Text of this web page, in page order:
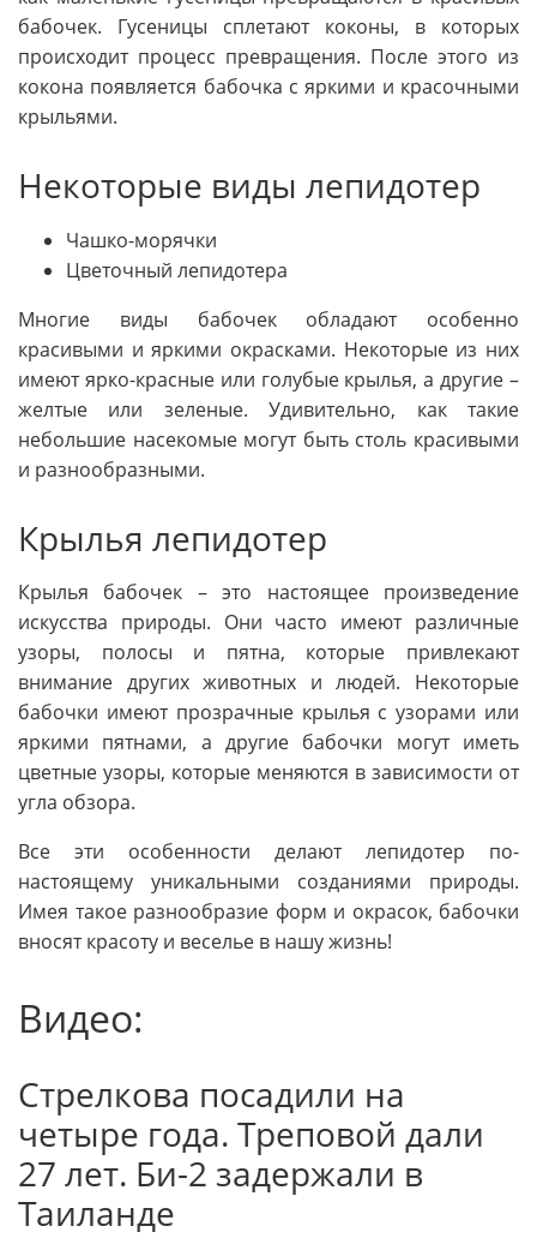
бабочек. Гусеницы сплетают коконы, в которых
происходит процесс превращения. После этого из
кокона появляется бабочка с яркими и красочными
крыльями.
Некоторые виды лепидотер
Чашко-морячки
Цветочный лепидотера
Многие виды бабочек обладают особенно
красивыми и яркими окрасками. Некоторые из них
имеют ярко-красные или голубые крылья, а другие –
желтые или зеленые. Удивительно, как такие
небольшие насекомые могут быть столь красивыми
и разнообразными.
Крылья лепидотер
Крылья бабочек – это настоящее произведение
искусства природы. Они часто имеют различные
узоры, полосы и пятна, которые привлекают
внимание других животных и людей. Некоторые
бабочки имеют прозрачные крылья с узорами или
яркими пятнами, а другие бабочки могут иметь
цветные узоры, которые меняются в зависимости от
угла обзора.
Все эти особенности делают лепидотер по-
настоящему уникальными созданиями природы.
Имея такое разнообразие форм и окрасок, бабочки
вносят красоту и веселье в нашу жизнь!
Видео:
Стрелкова посадили на
четыре года. Треповой дали
27 лет. Би-2 задержали в
Таиланде